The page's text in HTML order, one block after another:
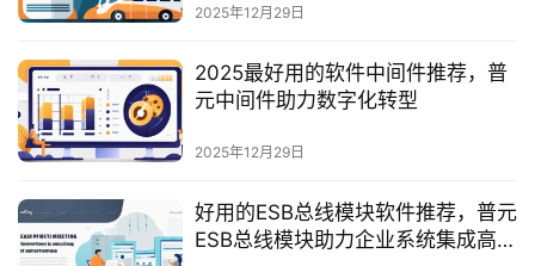
元
联
系
我
们
2025年12月29日
2025最好用的软件中间件推荐，普
元中间件助力数字化转型
2025年12月29日
好用的ESB总线模块软件推荐，普元
ESB总线模块助力企业系统集成高效